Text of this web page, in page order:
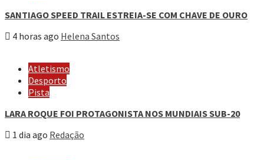
SANTIAGO SPEED TRAIL ESTREIA-SE COM CHAVE DE OURO
4 horas ago Helena Santos
Atletismo
Desporto
Pista
LARA ROQUE FOI PROTAGONISTA NOS MUNDIAIS SUB-20
1 dia ago Redação